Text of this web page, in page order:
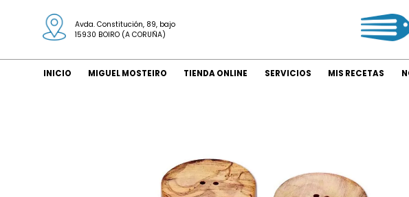
Avda. Constitución, 89, bajo
15930 BOIRO (A CORUÑA)
INICIO MIGUEL MOSTEIRO TIENDA ONLINE SERVICIOS MIS RECETAS